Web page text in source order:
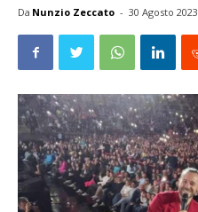
Da Nunzio Zeccato - 30 Agosto 2023